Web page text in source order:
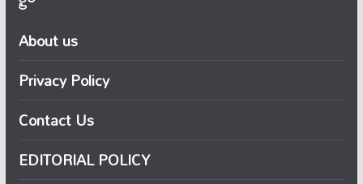
About us
Privacy Policy
Contact Us
EDITORIAL POLICY